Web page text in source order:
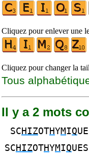
Cliquez pour enlever une
Cliquez pour changer la
Tous
Il y a 2 mots
SC HIZOTHYMIQUE
SC HIZOTHYMIQUES